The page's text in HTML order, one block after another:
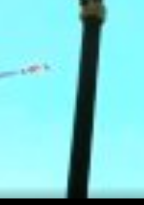
Alle HTML-Tags außer <br>, <strike> und <i> werden aus
URLs werden automatisch umgewandelt. Bitte verwende